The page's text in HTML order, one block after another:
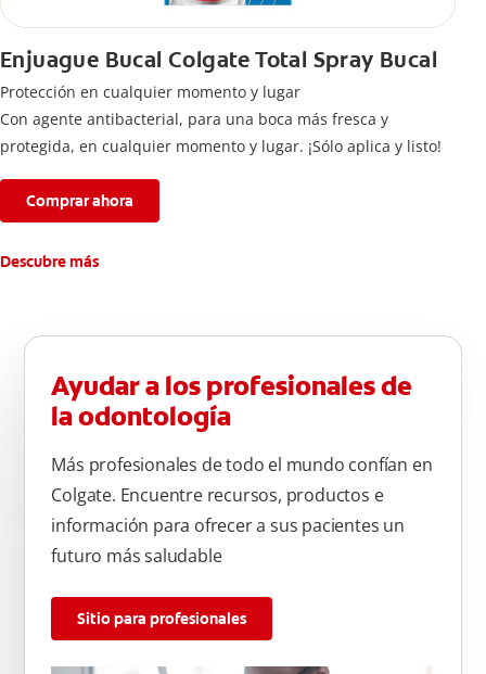
Enjuague Bucal Colgate Total Spray Bucal
Protección en cualquier momento y lugar
Con agente antibacterial, para una boca más fresca y
protegida, en cualquier momento y lugar. ¡Sólo aplica y listo!
Comprar ahora
Descubre más
Ayudar a los profesionales de
la odontología
Más profesionales de todo el mundo confían en
Colgate. Encuentre recursos, productos e
información para ofrecer a sus pacientes un
futuro más saludable
Sitio para profesionales